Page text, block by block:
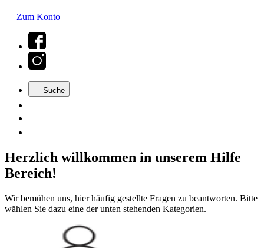
Zum Konto
Suche
Herzlich willkommen in unserem Hilfe
Bereich!
Wir bemühen uns, hier häufig gestellte Fragen zu beantworten. Bitte
wählen Sie dazu eine der unten stehenden Kategorien.